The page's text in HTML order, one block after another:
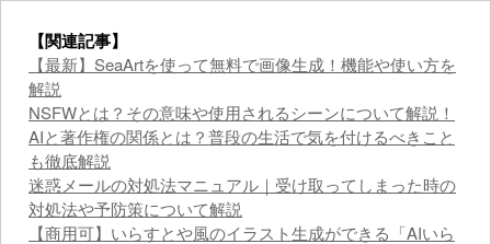
【関連記事】
【最新】SeaArtを使って無料で画像生成！機能や使い方を
解説
NSFWとは？その意味や使用されるシーンについて解説！
AIと著作権の関係とは？普段の生活で気を付けるべきこと
も徹底解説
迷惑メールの対処法マニュアル｜受け取ってしまった時の
対処法や予防策について解説
【商用可】いらすとや風のイラスト生成ができる「AIいら